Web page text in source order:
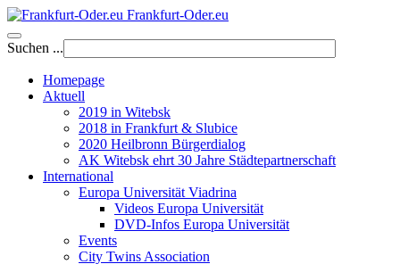
Frankfurt-Oder.eu
Suchen ...
Homepage
Aktuell
2019 in Witebsk
2018 in Frankfurt & Slubice
2020 Heilbronn Bürgerdialog
AK Witebsk ehrt 30 Jahre Städtepartnerschaft
International
Europa Universität Viadrina
Videos Europa Universität
DVD-Infos Europa Universität
Events
City Twins Association